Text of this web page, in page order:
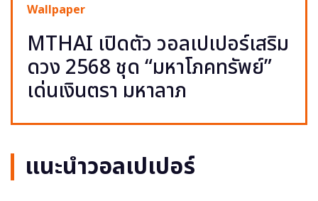
Wallpaper
MTHAI เปิดตัว วอลเปเปอร์เสริม
ดวง 2568 ชุด “มหาโภคทรัพย์”
เด่นเงินตรา มหาลาภ
แนะนำวอลเปเปอร์